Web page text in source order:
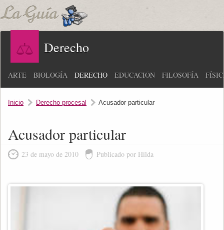
Derecho
ARTE BIOLOGÍA DERECHO EDUCACIÓN FILOSOFÍA
Inicio Derecho procesal Acusador particular
Acusador particular
23 de mayo de 2010 Publicado por Hilda